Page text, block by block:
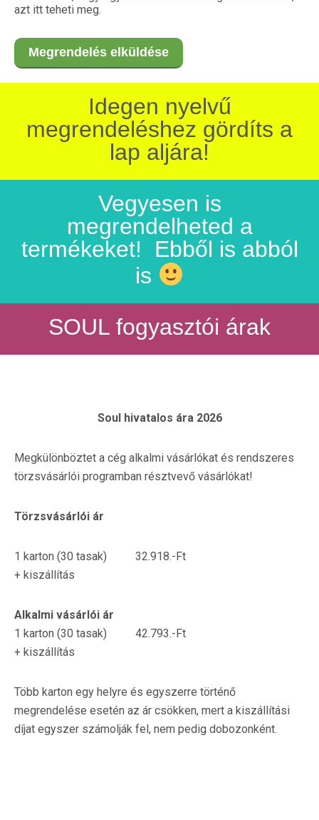
azt itt teheti meg.
Idegen nyelvű
megrendeléshez gördíts a
lap aljára!
Vegyesen is
megrendelheted a
termékeket! Ebből is abból
is
SOUL fogyasztói árak
Soul hivatalos ára 2026
Megkülönböztet a cég alkalmi vásárlókat és rendszeres
törzsvásárlói programban résztvevő vásárlókat!
Törzsvásárlói ár
1 karton (30 tasak) 32.918.-Ft
+ kiszállítás
Alkalmi vásárlói ár
1 karton (30 tasak) 42.793.-Ft
+ kiszállítás
Több karton egy helyre és egyszerre történő
megrendelése esetén az ár csökken, mert a kiszállítási
díjat egyszer számolják fel, nem pedig dobozonként.